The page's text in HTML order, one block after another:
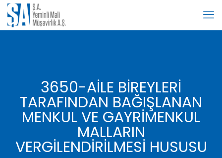
3650-AİLE BİREYLERİ
TARAFINDAN BAĞIŞLANAN
MENKUL VE GAYRİMENKUL
MALLARIN
VERGİLENDİRİLMESİ HUSUSU